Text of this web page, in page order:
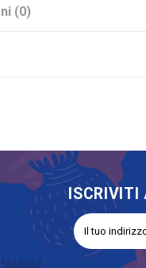
(0)
ISCRIVITI